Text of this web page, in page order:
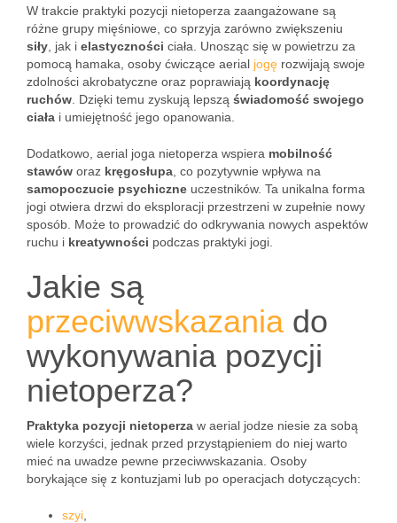
W trakcie praktyki pozycji nietoperza zaangażowane są
różne grupy mięśniowe, co sprzyja zarówno zwiększeniu
siły , jak i elastyczności ciała. Unosząc się w powietrzu za
pomocą hamaka, osoby ćwiczące aerial jogę rozwijają swoje
zdolności akrobatyczne oraz poprawiają koordynację
ruchów . Dzięki temu zyskują lepszą świadomość swojego
ciała i umiejętność jego opanowania.
Dodatkowo, aerial joga nietoperza wspiera mobilność
stawów oraz kręgosłupa , co pozytywnie wpływa na
samopoczucie psychiczne uczestników. Ta unikalna forma
jogi otwiera drzwi do eksploracji przestrzeni w zupełnie nowy
sposób. Może to prowadzić do odkrywania nowych aspektów
ruchu i kreatywności podczas praktyki jogi.
Jakie są
przeciwwskazania do
wykonywania pozycji
nietoperza?
Praktyka pozycji nietoperza w aerial jodze niesie za sobą
wiele korzyści, jednak przed przystąpieniem do niej warto
mieć na uwadze pewne przeciwwskazania. Osoby
borykające się z kontuzjami lub po operacjach dotyczących:
szyi